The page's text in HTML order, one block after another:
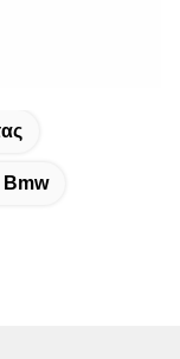
Bmw